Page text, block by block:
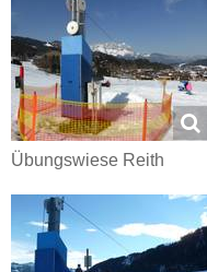
Übungswiese Reith